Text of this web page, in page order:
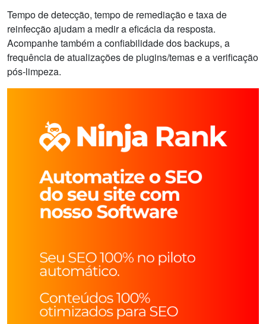
Tempo de detecção, tempo de remediação e taxa de
reinfecção ajudam a medir a eficácia da resposta.
Acompanhe também a confiabilidade dos backups, a
frequência de atualizações de plugins/temas e a verificação
pós-limpeza.